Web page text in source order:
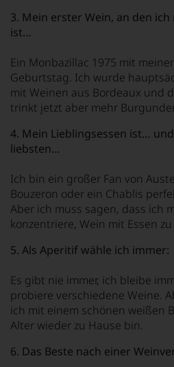
3. Mein erster Wein, an den
ist…
Ein Monbazillac 1975 mit
Geburtstag. Ich wurde
mit Weinen aus Bordeaux und
trinkt jetzt aber mehr
4. Mein Lieblingsessen ist…
liebsten…
Ich bin ein großer Fan von
Bouzeron oder ein Chablis
Aber ich muss sagen, dass ich
konzentriere, Wein mit Essen
5. Als Aperitif wähle ich immer:
Es gibt nie immer, ich bleibe
probiere verschiedene Weine.
ich mit einem schönen weißen
Alter wieder zu Hause bin.
6. Das Beste nach einer